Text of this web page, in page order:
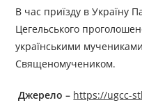
В час приїзду в Україну
Цегельського
українськими
Священомучеником.
Джерело – https://ugcc-